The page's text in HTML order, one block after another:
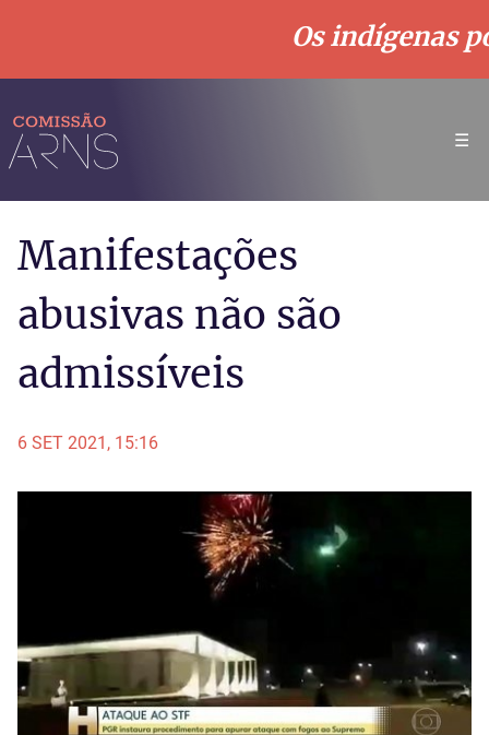
Os indígenas
☰
Manifestações
abusivas não são
admissíveis
6 SET 2021, 15:16